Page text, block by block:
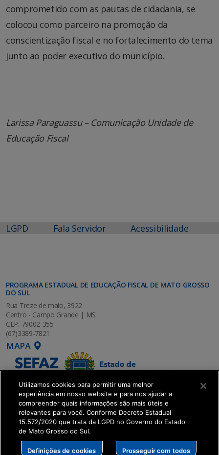
comprometido com as pautas de cidadania, se
colocou como parceiro na promoção da
conscientização fiscal e no fortalecimento do tema
junto ao poder executivo do município.
Larissa Paraguassu – Comunicação Unidade de
Educação Fiscal
LGPD Fala Servidor Acessibilidade
PROGRAMA ESTADUAL DE EDUCAÇÃO FISCAL DE MATO GROSSO
DO SUL
Rua Treze de maio, 3922
Centro - Campo Grande | MS
CEP: 79002-355
(67)3389-7821
MAPA
SETDIG | Secretaria-Executiva de Transformação
Digital
Utilizamos cookies para permitir uma melhor
experiência em nosso website e para nos ajudar a
compreender quais informações são mais úteis e
relevantes para você. Conforme Decreto Estadual
15.572/2020 que trata da LGPD no Governo do Estado
de Mato Grosso do Sul.
Definições de cookies Prosseguir com todos